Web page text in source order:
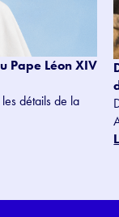
Pape Léon XIV
détails de la